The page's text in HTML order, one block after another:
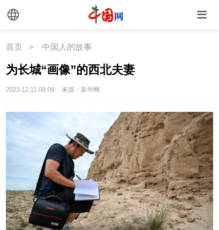
首页 > 中国人的故事
为长城“画像”的西北夫妻
2023-12-11 09:09 来源：新华网